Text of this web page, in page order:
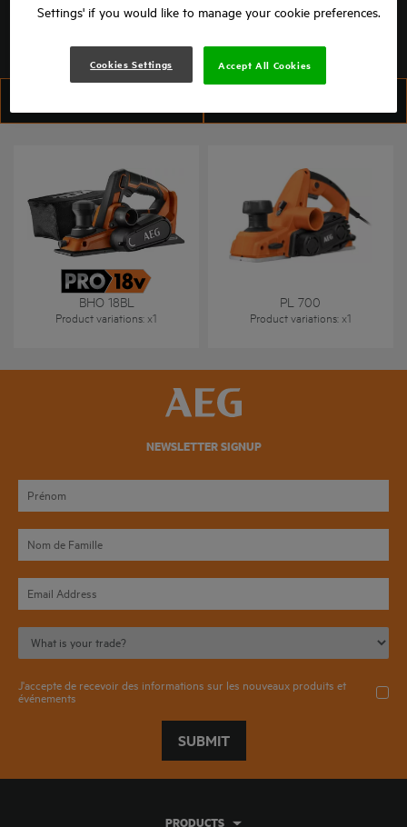
BHO 18BL
Product variations: x1
PL 700
Product variations: x1
NEWSLETTER SIGNUP
J'accepte de recevoir des informations sur les nouveaux produits et
événements
SUBMIT
PRODUCTS
Settings' if you would like to manage your cookie preferences.
Cookies Settings Accept All Cookies